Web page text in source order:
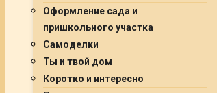
Оформление сада и
пришкольного участка
Самоделки
Ты и твой дом
Коротко и интересно